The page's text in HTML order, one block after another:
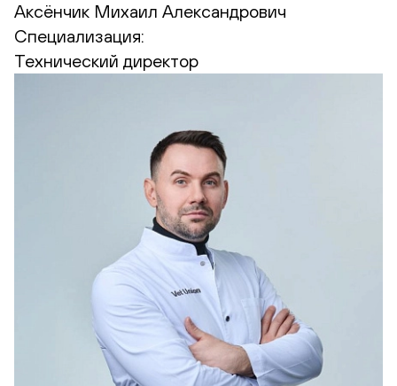
Аксёнчик Михаил Александрович
Специализация:
Технический директор